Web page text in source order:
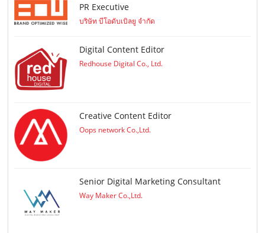
PR Executive
บริษัท บีโอดับเบิลยู จำกัด
Digital Content Editor
Redhouse Digital Co., Ltd.
Creative Content Editor
Oops network Co.,Ltd.
Senior Digital Marketing Consultant
Way Maker Co.,Ltd.